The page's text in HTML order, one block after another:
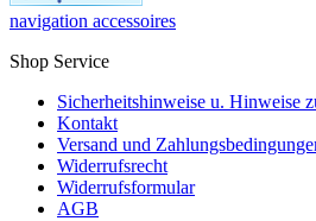
navigation accessoires
Shop Service
Sicherheitshinweise u. Hinweise
Kontakt
Versand und
Widerrufsrecht
Widerrufsformular
AGB